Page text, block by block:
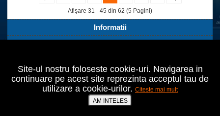
Afişare 31 - 45 din 62 (5 Pagini)
Informatii
Contul tău
Bucuresti,Sect.2,Agricultori nr.18
021 642 70 24
prodomo@cumperiieftin.ro
Site-ul nostru foloseste cookie-uri. Navigarea in
continuare pe acest site reprezinta acceptul tau de
utilizare a cookie-urilor. Citeste mai mult
AM INTELES